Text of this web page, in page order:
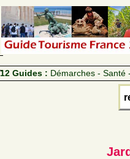
12 Guides : Démarches - Santé